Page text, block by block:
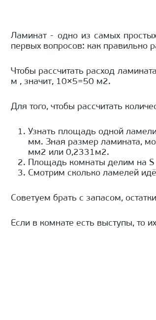
Ламинат - одно из самых
первых вопросов: как правильно
Чтобы рассчитать расход
м , значит, 10×5=50 м2.
Для того, чтобы рассчитать
Узнать площадь одной
мм. Зная размер ламината,
мм2 или 0,2331м2.
Площадь комнаты делим на S
Смотрим сколько ламелей
Советуем брать с запасом,
Если в комнате есть выступы, то